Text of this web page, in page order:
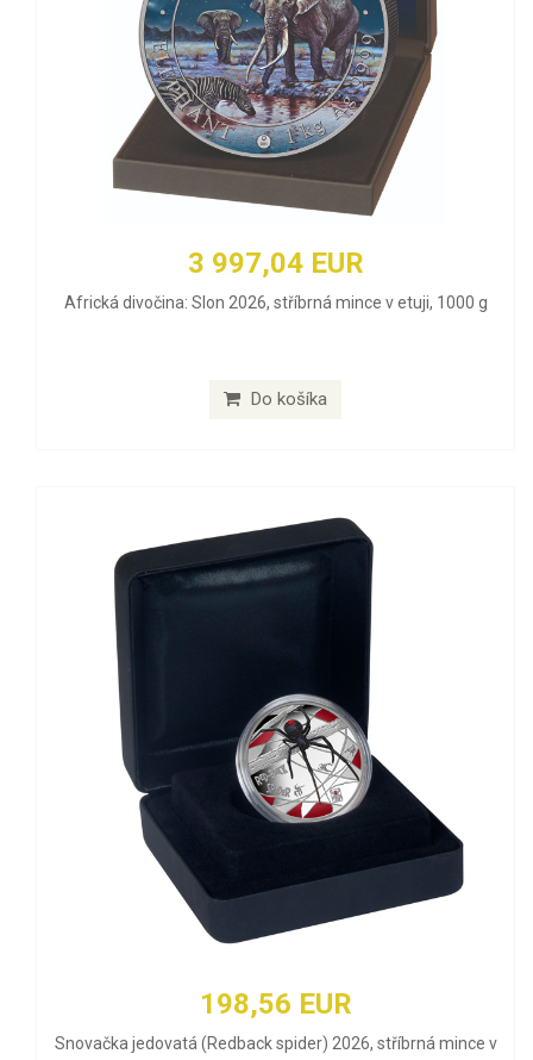
3 997,04 EUR
Africká divočina: Slon 2026, stříbrná mince v etuji, 1000 g
Do košíka
198,56 EUR
Snovačka jedovatá (Redback spider) 2026, stříbrná mince v